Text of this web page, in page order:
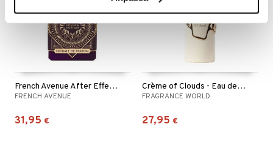
French Avenue After Effect - Extrait de parfum
FRENCH AVENUE
31,95 €
Crème of Clouds - Eau de parfum
FRAGRANCE WORLD
27,95 €